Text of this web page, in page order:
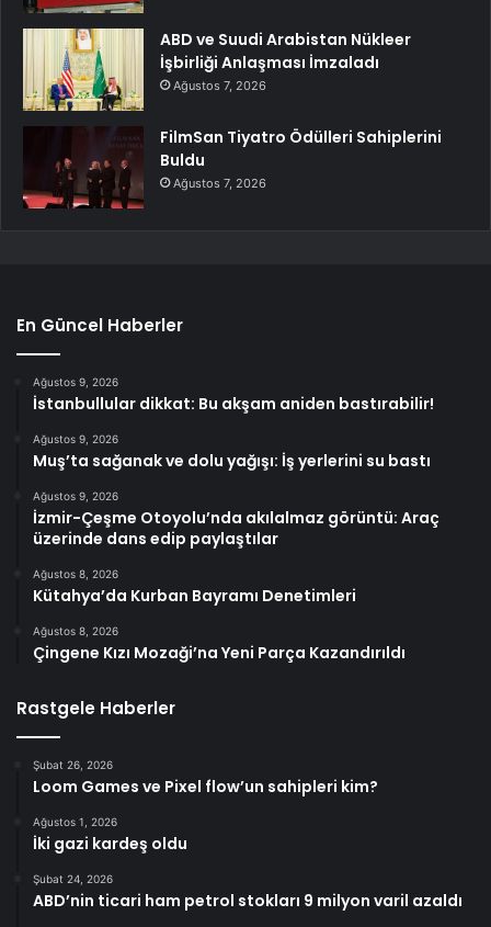
ABD ve Suudi Arabistan Nükleer
İşbirliği Anlaşması İmzaladı
Ağustos 7, 2026
FilmSan Tiyatro Ödülleri Sahiplerini
Buldu
Ağustos 7, 2026
En Güncel Haberler
Ağustos 9, 2026
İstanbullular dikkat: Bu akşam aniden bastırabilir!
Ağustos 9, 2026
Muş’ta sağanak ve dolu yağışı: İş yerlerini su bastı
Ağustos 9, 2026
İzmir-Çeşme Otoyolu’nda akılalmaz görüntü: Araç
üzerinde dans edip paylaştılar
Ağustos 8, 2026
Kütahya’da Kurban Bayramı Denetimleri
Ağustos 8, 2026
Çingene Kızı Mozaği’na Yeni Parça Kazandırıldı
Rastgele Haberler
Şubat 26, 2026
Loom Games ve Pixel flow’un sahipleri kim?
Ağustos 1, 2026
İki gazi kardeş oldu
Şubat 24, 2026
ABD’nin ticari ham petrol stokları 9 milyon varil azaldı